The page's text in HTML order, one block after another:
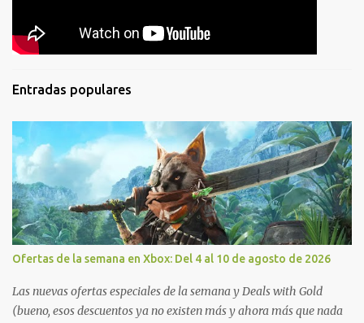
Entradas populares
Ofertas de la semana en Xbox: Del 4 al 10 de agosto de 2026
Las nuevas ofertas especiales de la semana y Deals with Gold
(bueno, esos descuentos ya no existen más y ahora más que nada